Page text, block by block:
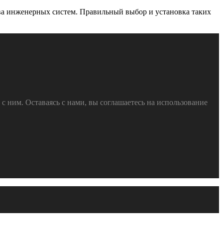
инженерных систем. Правильный выбор и установка таких
Оставаясь с нами, вы соглашаетесь на использование